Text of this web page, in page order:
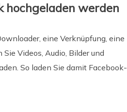
hochgeladen werden
eine Verknüpfung, eine
Videos, Audio, Bilder und
So laden Sie damit Facebook-